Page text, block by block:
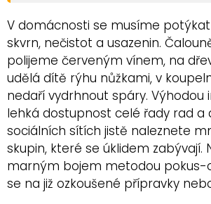
V domácnosti se musíme
skvrn, nečistot a usazenin.
polijeme červeným vínem, na
udělá dítě rýhu nůžkami, v
nedaří vydrhnout spáry. Výhodou
lehká dostupnost celé řady rad a
sociálních sítích jistě naleznete
skupin, které se úklidem zabývají.
marným bojem metodou pokus-
se na již ozkoušené přípravky